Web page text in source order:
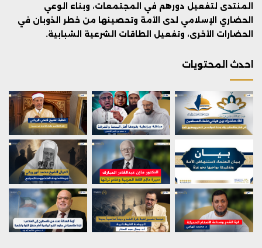
المنتدى لتفعيل دورهم في المجتمعات، وبناء الوعي
الحضاري الإسلامي لدى الأمة وتحصينها من خطر الذوبان في
الحضارات الأخرى، وتفعيل الطاقات الشرعية الشبابية.
احدث المحتويات